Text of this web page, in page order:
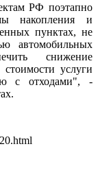
РФ поэтапно
накопления и
пунктах, не
автомобильных
снижение
услуги
с отходами", -